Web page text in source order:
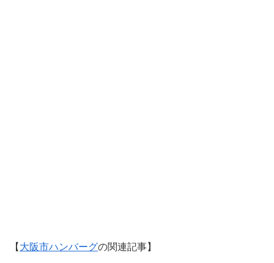
【 大阪市ハンバーグの関連記事】